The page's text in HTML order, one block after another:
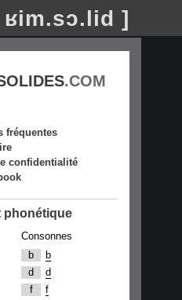
ʁim.sɔ.lid ]
.COM
fréquentes
confidentialité
phonétique
Consonnes
b
b
d
d
f
f